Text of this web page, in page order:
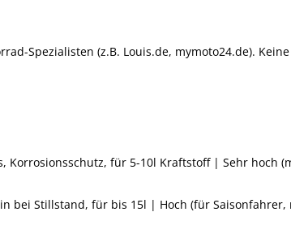
Spezialisten (z.B. Louis.de, mymoto24.de).
Korrosionsschutz, für 5-10l Kraftstoff | Sehr hoch
bei Stillstand, für bis 15l | Hoch (für Saisonfahrer,